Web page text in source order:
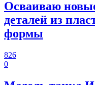
Осваиваю
деталей из
формы
826
0